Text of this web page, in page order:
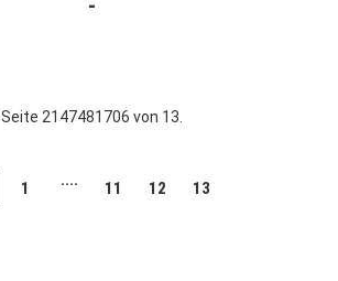
Seite 2147481706 von 13.
1 .... 11 12 13